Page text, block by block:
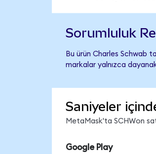
Sorumluluk
Bu ürün Charles Schwab
markalar yalnızca
Saniyeler
MetaMask'ta SCHWon
Google Play